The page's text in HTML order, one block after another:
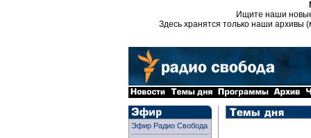
Ищите наши
Здесь хранятся только наши архивы
Эфир Радио Свобода